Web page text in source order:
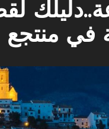
منتجع